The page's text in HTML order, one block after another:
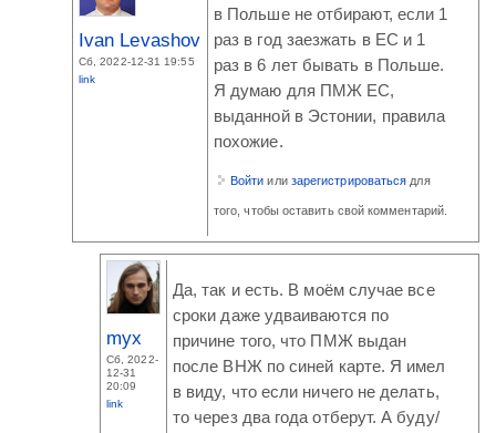
Ivan Levashov
Сб, 2022-12-31 19:55
link
в Польше не отбирают, если 1
раз в год заезжать в ЕС и 1
раз в 6 лет бывать в Польше.
Я думаю для ПМЖ ЕС,
выданной в Эстонии, правила
похожие.
Войти или зарегистрироваться для
того, чтобы оставить свой комментарий.
myx
Сб, 2022-
12-31
20:09
link
Да, так и есть. В моём случае все
сроки даже удваиваются по
причине того, что ПМЖ выдан
после ВНЖ по синей карте. Я имел
в виду, что если ничего не делать,
то через два года отберут. А буду/